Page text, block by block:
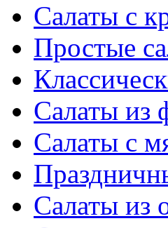
Салаты с
Простые
Салаты из
Салаты с
Салаты из